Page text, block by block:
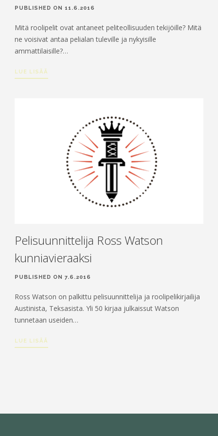
ESTEETTÖMYYS
TURVALLISUUS JA VIIHTYVYYS
USEIN KYSYTTYÄ
OHJELMAN­JÄRJESTÄJÄKSI
PELINJOHTAJAKSI
TYÖVOIMAKSI
PUBLISHED ON 11.6.2016
Mitä roolipelit ovat antaneet peliteollisuuden tekijöille? Mitä
ne voisivat antaa pelialan tuleville ja nykyisille
ammattilaisille?…
LUE LISÄÄ
Pelisuunnittelija Ross Watson
kunniavieraaksi
PUBLISHED ON 7.6.2016
Ross Watson on palkittu pelisuunnittelija ja roolipelikirjailija
Austinista, Teksasista. Yli 50 kirjaa julkaissut Watson
tunnetaan useiden…
LUE LISÄÄ